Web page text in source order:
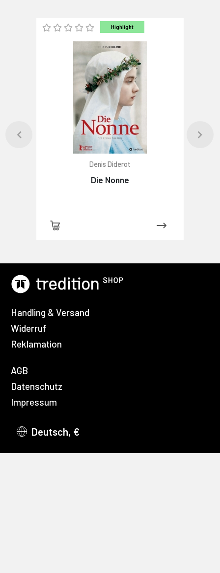
Highlight
Denis Diderot
Die Nonne
Handling & Versand
Widerruf
Reklamation
AGB
Datenschutz
Impressum
Deutsch, €